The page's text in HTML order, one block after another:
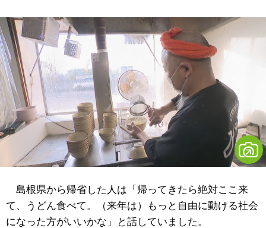
島根県から帰省した人は「帰ってきたら絶対ここ来
て、うどん食べて。（来年は）もっと自由に動ける社会
になった方がいいかな」と話していました。